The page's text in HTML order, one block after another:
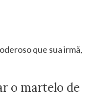
que sua irmã,
o martelo de